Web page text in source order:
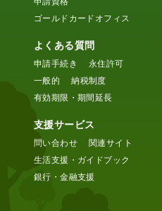
ゴールドカードオフィス
よくある質問
申請手続き
永住許可
一般的
納税制度
有効期限・期間延長
支援サービス
問い合わせ
関連サイト
生活支援・ガイドブック
銀行・金融支援